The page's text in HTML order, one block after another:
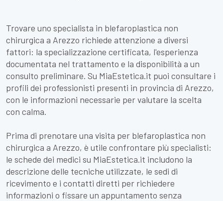
Trovare uno specialista in blefaroplastica non
chirurgica a Arezzo richiede attenzione a diversi
fattori: la specializzazione certificata, l'esperienza
documentata nel trattamento e la disponibilità a un
consulto preliminare. Su MiaEstetica.it puoi consultare i
profili dei professionisti presenti in provincia di Arezzo,
con le informazioni necessarie per valutare la scelta
con calma.
Prima di prenotare una visita per blefaroplastica non
chirurgica a Arezzo, è utile confrontare più specialisti:
le schede dei medici su MiaEstetica.it includono la
descrizione delle tecniche utilizzate, le sedi di
ricevimento e i contatti diretti per richiedere
informazioni o fissare un appuntamento senza